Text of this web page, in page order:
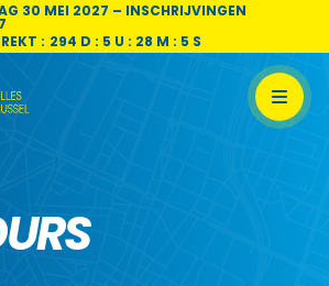
30 MEI 2027 – INSCHRIJVINGEN
: 294 D : 5 U : 28 M : 4 S